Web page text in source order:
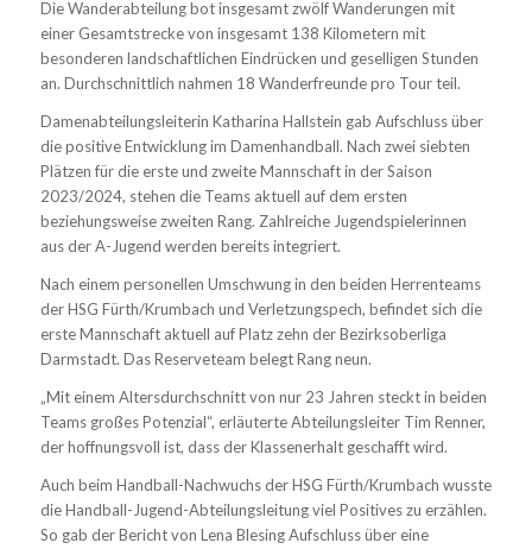
Die Wanderabteilung bot insgesamt zwölf Wanderungen mit
einer Gesamtstrecke von insgesamt 138 Kilometern mit
besonderen landschaftlichen Eindrücken und geselligen Stunden
an. Durchschnittlich nahmen 18 Wanderfreunde pro Tour teil.
Damenabteilungsleiterin Katharina Hallstein gab Aufschluss über
die positive Entwicklung im Damenhandball. Nach zwei siebten
Plätzen für die erste und zweite Mannschaft in der Saison
2023/2024, stehen die Teams aktuell auf dem ersten
beziehungsweise zweiten Rang. Zahlreiche Jugendspielerinnen
aus der A-Jugend werden bereits integriert.
Nach einem personellen Umschwung in den beiden Herrenteams
der HSG Fürth/Krumbach und Verletzungspech, befindet sich die
erste Mannschaft aktuell auf Platz zehn der Bezirksoberliga
Darmstadt. Das Reserveteam belegt Rang neun.
„Mit einem Altersdurchschnitt von nur 23 Jahren steckt in beiden
Teams großes Potenzial“, erläuterte Abteilungsleiter Tim Renner,
der hoffnungsvoll ist, dass der Klassenerhalt geschafft wird.
Auch beim Handball-Nachwuchs der HSG Fürth/Krumbach wusste
die Handball-Jugend-Abteilungsleitung viel Positives zu erzählen.
So gab der Bericht von Lena Blesing Aufschluss über eine